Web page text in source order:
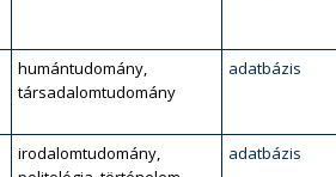
humántudomány,
társadalomtudomány
adatbázis
irodalomtudomány,
adatbázis